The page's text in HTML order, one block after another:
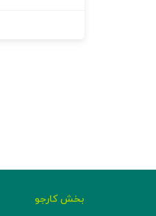
بخش کارجو